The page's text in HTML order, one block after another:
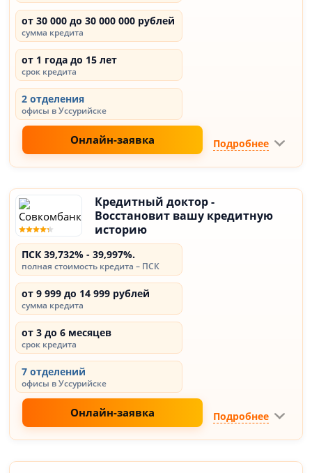
от 30 000 до 30 000 000 рублей
сумма кредита
от 1 года до 15 лет
срок кредита
2 отделения
офисы в Уссурийске
Онлайн-заявка Подробнее
Кредитный доктор -
Восстановит вашу кредитную
историю
ПСК 39,732% - 39,997%.
полная стоимость кредита – ПСК
от 9 999 до 14 999 рублей
сумма кредита
от 3 до 6 месяцев
срок кредита
7 отделений
офисы в Уссурийске
Онлайн-заявка Подробнее